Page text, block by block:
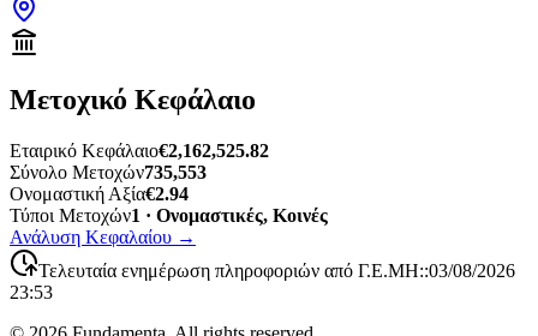
Μετοχικό Κεφάλαιο
Εταιρικό Κεφάλαιο€2,162,525.82
Σύνολο Μετοχών735,553
Ονομαστική Αξία€2.94
Τύποι Μετοχών1 · Ονομαστικές, Κοινές
Ανάλυση Κεφαλαίου →
Τελευταία ενημέρωση πληροφοριών από Γ.Ε.ΜΗ::03/08/2026
23:53